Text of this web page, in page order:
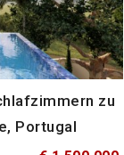
zu
Portugal